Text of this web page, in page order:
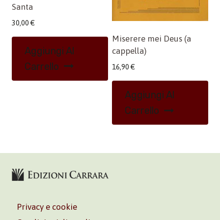
Santa
30,00 €
Aggiungi Al
Carrello
Miserere mei Deus (a
cappella)
16,90 €
Aggiungi Al
Carrello
Privacy e cookie